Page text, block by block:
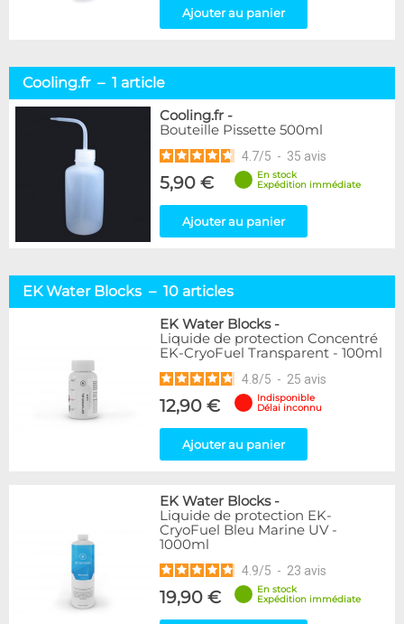
Ajouter au panier
Cooling.fr – 1 article
Cooling.fr -
Bouteille Pissette 500ml
4.7/5 - 35 avis
5,90 €
En stock
Expédition immédiate
Ajouter au panier
EK Water Blocks – 10 articles
EK Water Blocks-
Liquide de protection Concentré
EK-CryoFuel Transparent - 100ml
4.8/5 - 25 avis
12,90 €
Indisponible
Délai inconnu
Ajouter au panier
EK Water Blocks-
Liquide de protection EK-
CryoFuel Bleu Marine UV -
1000ml
4.9/5 - 23 avis
19,90 €
En stock
Expédition immédiate